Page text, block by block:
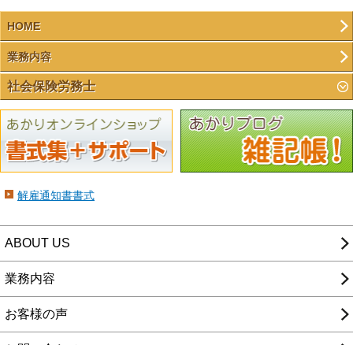
HOME
業務内容
社会保険労務士
解雇通知書書式
ABOUT US
業務内容
お客様の声